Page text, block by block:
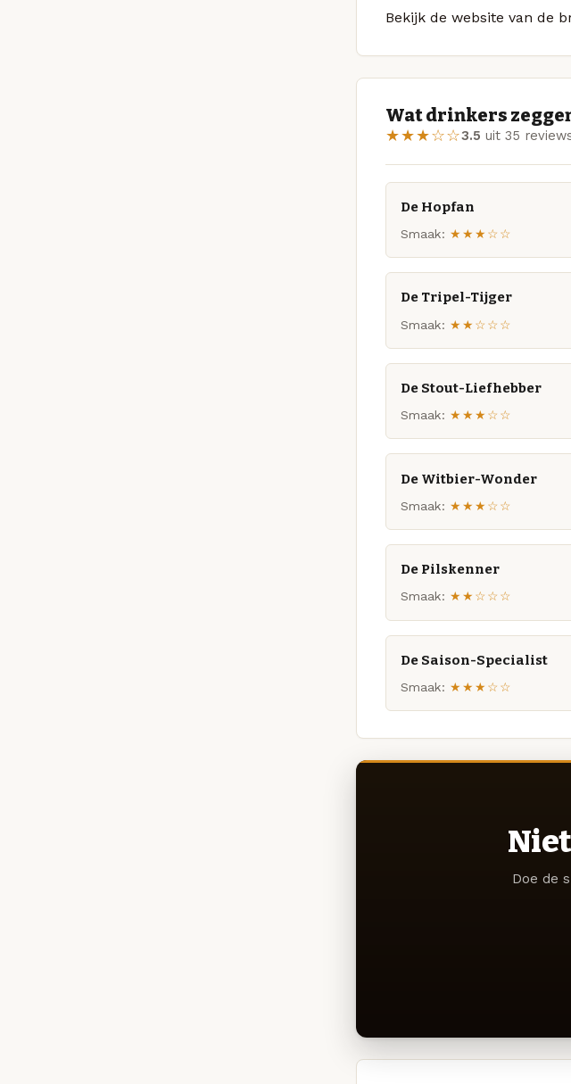
Bekijk de website van de
Wat drinkers
★★★☆☆3.5 uit 35
De Hopfan
Smaak: ★★★☆☆
De Tripel-Tijger
Smaak: ★★☆☆☆
De Stout-Liefhebber
Smaak: ★★★☆☆
De Witbier-Wonder
Smaak: ★★★☆☆
De Pilskenner
Smaak: ★★☆☆☆
De Saison-Specialist
Smaak: ★★★☆☆
Doe de